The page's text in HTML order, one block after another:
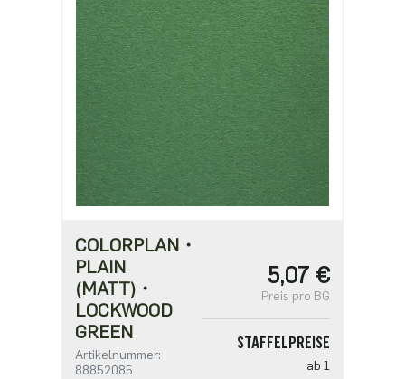
1,70 €
ab 1250
1,36 €
COLORPLAN・
PLAIN
(MATT)・
LOCKWOOD
GREEN
Artikelnummer:
88852085
5,07 €
Preis pro BG
STAFFELPREISE
ab 1